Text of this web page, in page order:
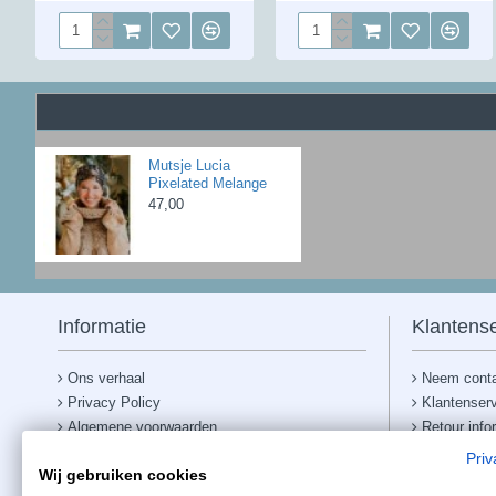
Mutsje Lucia
Pixelated Melange
47,00
Informatie
Ons verhaal
Privacy Policy
Algemene voorwaarden
Folders bestellen voor ziekenhuis
Neem
Retour
Wij gebruiken cookies